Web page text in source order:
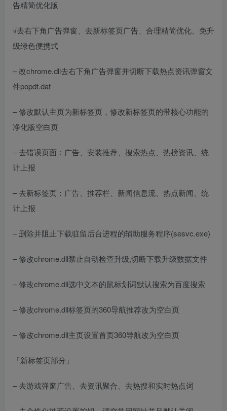
告精简优化版
√去右下角广告弹窗、去新标签页广告、合理精简优化、免升
级绿色便携式
– 改chrome.dll去右下角广告弹窗并切断下载热点资讯弹窗文
件popdt.dat
– 修改默认主页为新标签页，修改新标签页的带核心功能的
净化版空白页
– 去错误页面：广告、安装推荐、搜索热点、热榜资讯、统
计上报
– 去新标签页：广告、推荐栏、新闻信息流、热点新闻、统
计上报
– 删除并阻止下载驻留后台进程的辅助服务程序(sesvc.exe)
– 修改chrome.dll禁止自动检查升级,切断下载升级数据文件
– 修改chrome.dll选中文本的鼠标划词默认搜索为百度搜索
– 修改chrome.dll标签页的360导航推荐改为空白页
– 修改chrome.dll主页设置首页360导航改为空白页
「新标签页部分」
– 去游戏弹窗广告、去资讯聚合、去热搜和实时热点词